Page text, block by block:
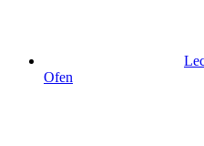
Ofen